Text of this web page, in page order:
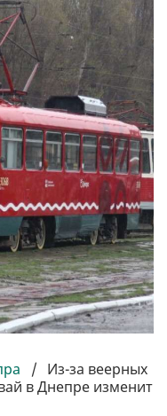
/ Из-за веерных
в Днепре изменит